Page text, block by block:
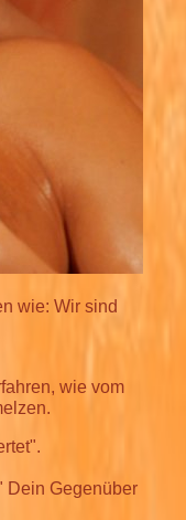
wie: Wir sind
wie vom
Dein Gegenüber